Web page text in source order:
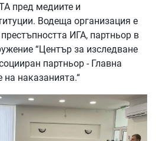
пред медиите и
Водеща организация е
ИГА, партньор в
“Център за изследване
партньор - Главна
наказанията.“